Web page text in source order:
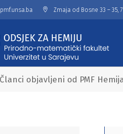
Zmaja od Bosne 33 – 35,
Članci objavljeni od PMF